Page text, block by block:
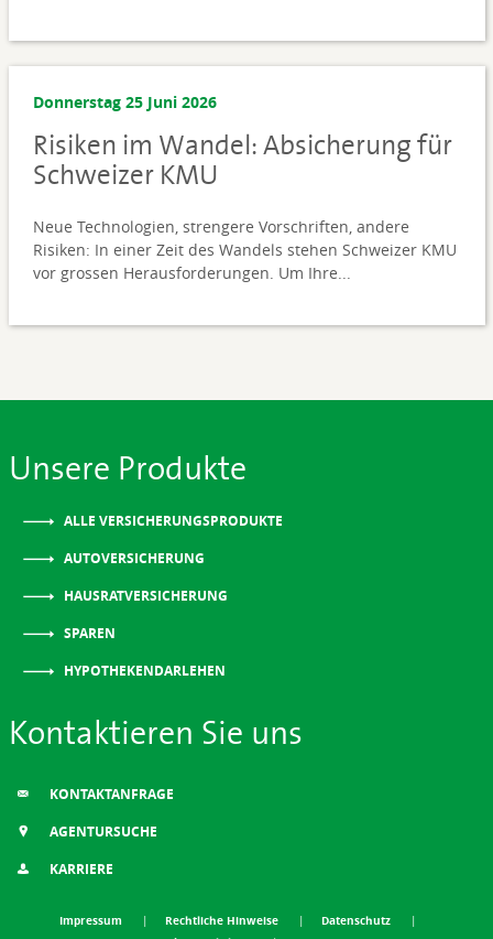
Donnerstag 25 Juni 2026
Risiken im Wandel: Absicherung für
Schweizer KMU
Neue Technologien, strengere Vorschriften, andere
Risiken: In einer Zeit des Wandels stehen Schweizer KMU
vor grossen Herausforderungen. Um Ihre...
Unsere Produkte
ALLE VERSICHERUNGSPRODUKTE
AUTOVERSICHERUNG
HAUSRATVERSICHERUNG
SPAREN
HYPOTHEKENDARLEHEN
Kontaktieren Sie uns
KONTAKTANFRAGE
AGENTURSUCHE
KARRIERE
Impressum Rechtliche Hinweise
Datenschutz